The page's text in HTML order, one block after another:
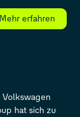
Mehr erfahren
Volkswagen
hat sich zu